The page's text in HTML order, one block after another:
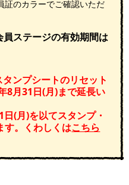
のカラーでご確認いただ
ステージの有効期間は
ンプシートのリセット
8月31日(月)まで延長い
(月)を以てスタンプ・
す。くわしくはこちら